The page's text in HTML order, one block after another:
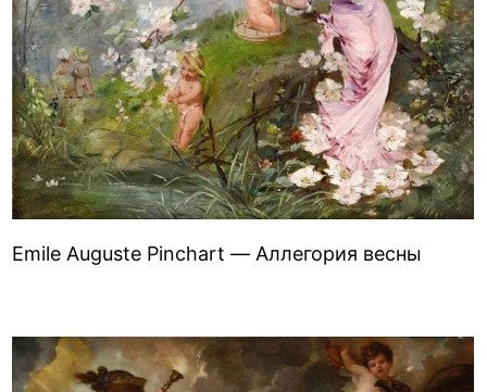
Emile Auguste Pinchart — Аллегория весны